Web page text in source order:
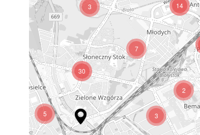
5
3 14
2
3
30
7